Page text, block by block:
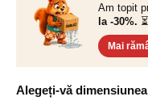
Am topit
la -30%.
Mai
Alegeți-vă